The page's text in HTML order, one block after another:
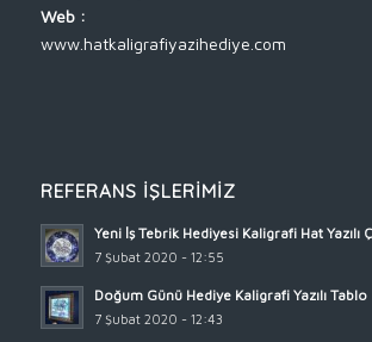
Web :
www.hatkaligrafiyazihediye.com
REFERANS İŞLERIMIZ
Yeni İş Tebrik Hediyesi Kaligrafi Hat Yazılı
7 Şubat 2020 - 12:55
Doğum Günü Hediye Kaligrafi Yazılı Tablo
7 Şubat 2020 - 12:43